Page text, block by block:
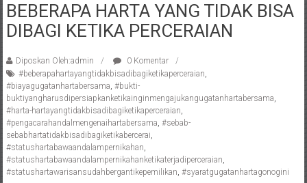
Pengacara
Perceraian/
/
Konsultan
Hukum
/
Konsultan
Hukum
Pajak/
Mediator/
BEBERAPA HARTA YANG TIDAK BISA
DIBAGI KETIKA PERCERAIAN
Diposkan Oleh:admin
0 Komentar
#beberapahartayangtidakbisadibagiketikaperceraian,
#biayagugatanhartabersama, #bukti-
buktiyangharusdipersiapkanketikainginmengajukangugatanhartabersama,
#harta-hartayangtidakbisadibagiketikaperceraian,
#pengacarahandalmengenaihartabersama, #sebab-
sebabhartatidakbisadibagiketikabercerai,
#statushartabawaandalampernikahan,
#statushartabawaandalampernikahanketikaterjadiperceraian,
#statushartawarisansudahbergantikepemilikan, #syaratgugatanhartagonogini